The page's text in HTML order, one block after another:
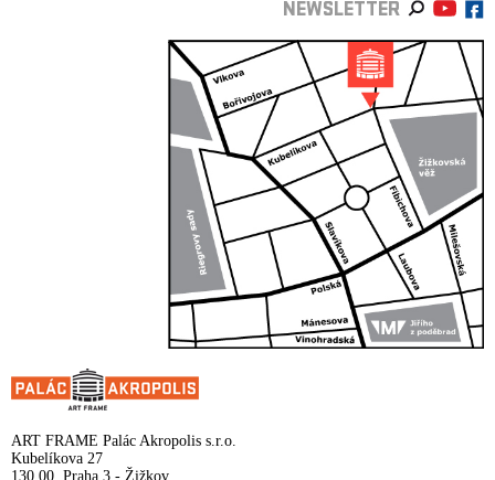
NEWSLETTER
ART FRAME Palác Akropolis s.r.o.
Kubelíkova 27
130 00, Praha 3 - Žižkov